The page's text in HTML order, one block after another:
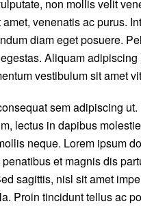
non mollis velit
venenatis ac purus.
diam eget posuere.
Aliquam
vestibulum sit amet
sem adipiscing
lectus in dapibus
neque. Lorem ipsum
et magnis dis
sagittis, nisl sit amet
Proin tincidunt tellus ac